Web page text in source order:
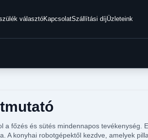
választóKapcsolatSzállítási díjÜzleteink
főzés és sütés mindennapos tevékenység.
konyhai robotgépektől kezdve, amelyek